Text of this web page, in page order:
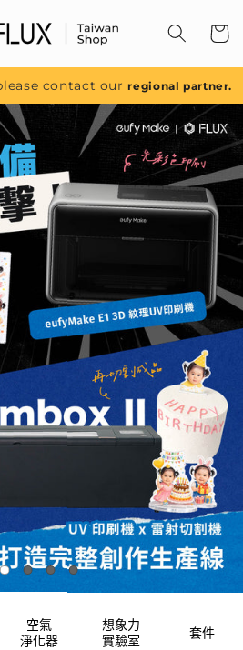
contact ourregional partner.
空氣
淨化器
想象力
實驗室
套件